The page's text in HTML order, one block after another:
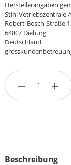
Herstellerangaben
Stihl Vetriebszentrale
Robert-Bosch-Straße
64807 Dieburg
Deutschland
Produkt
Beschreibung